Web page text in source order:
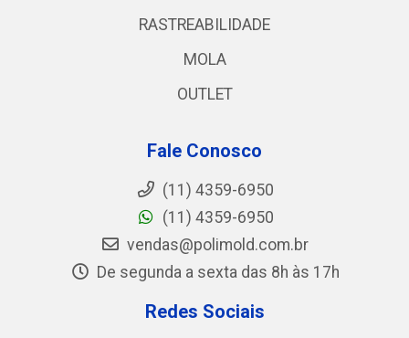
RASTREABILIDADE
MOLA
OUTLET
Fale Conosco
(11) 4359-6950
(11) 4359-6950
vendas@polimold.com.br
De segunda a sexta das 8h às 17h
Redes Sociais